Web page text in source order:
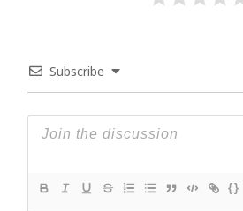
Subscribe
{}